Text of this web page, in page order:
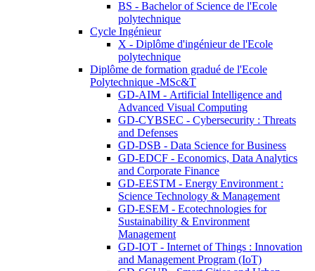
BS - Bachelor of Science de l'Ecole
polytechnique
Cycle Ingénieur
X - Diplôme d'ingénieur de l'Ecole
polytechnique
Diplôme de formation gradué de l'Ecole
Polytechnique -MSc&T
GD-AIM - Artificial Intelligence and
Advanced Visual Computing
GD-CYBSEC - Cybersecurity : Threats
and Defenses
GD-DSB - Data Science for Business
GD-EDCF - Economics, Data Analytics
and Corporate Finance
GD-EESTM - Energy Environment :
Science Technology & Management
GD-ESEM - Ecotechnologies for
Sustainability & Environment
Management
GD-IOT - Internet of Things : Innovation
and Management Program (IoT)